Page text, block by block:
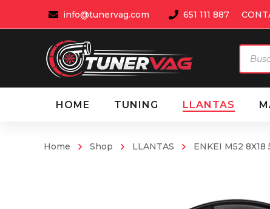
info@tunervag.com 651 111 887
de
HOME TUNING LLANTAS
Home Shop LLANTAS ENKEI M52 8X18